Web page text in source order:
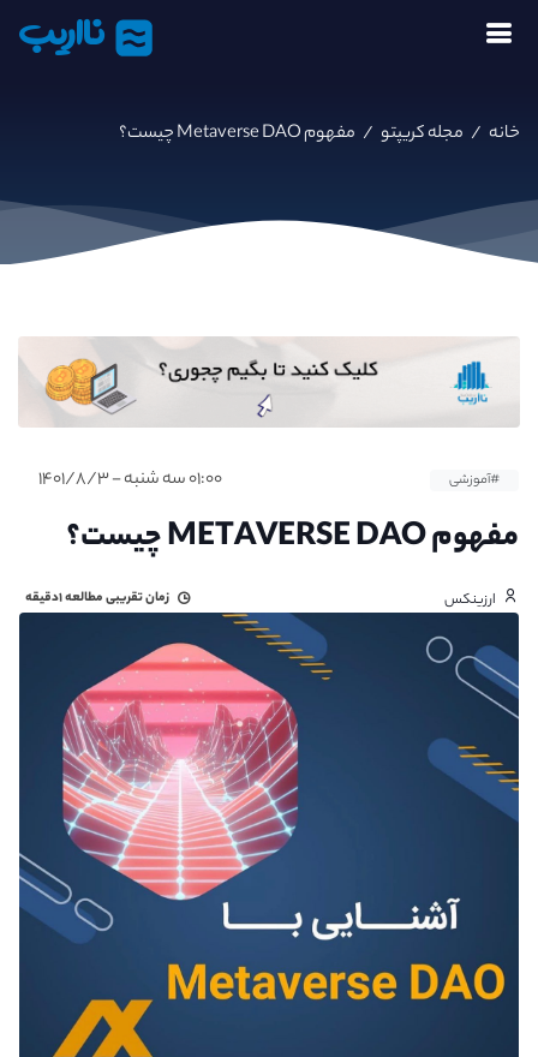
نااریب
خانه / مجله کریپتو / مفهوم Metaverse DAO چیست؟
#آموزشی ۰۱:۰۰ سه شنبه - ۱۴۰۱/۸/۳
مفهوم METAVERSE DAO چیست؟
ارزینکس زمان تقریبی مطالعه۱دقیقه